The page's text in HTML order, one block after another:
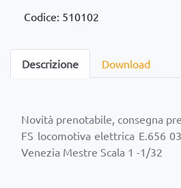
Codice: 510102
Descrizione Download
Novità prenotabile, consegna
FS locomotiva elettrica E.656
Venezia Mestre Scala 1 -1/32